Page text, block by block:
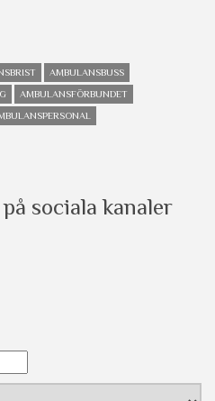
AMBULANSBUSS
AMBULANSFÖRBUNDET
sociala kanaler